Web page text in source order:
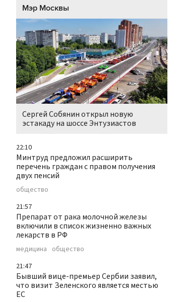
Мэр Москвы
Сергей Собянин открыл новую
эстакаду на шоссе Энтузиастов
22:10
Минтруд предложил расширить
перечень граждан с правом получения
двух пенсий
общество
21:57
Препарат от рака молочной железы
включили в список жизненно важных
лекарств в РФ
медицина общество
21:47
Бывший вице-премьер Сербии заявил,
что визит Зеленского является местью
ЕС